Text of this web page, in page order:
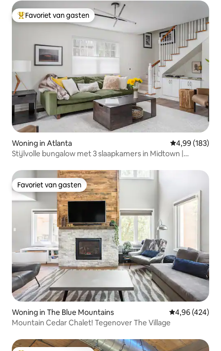
Topfavoriet van gasten
Favoriet van gasten
Woning in Atlanta Gemiddelde
4,99 (183)
Stijlvolle bungalow met 3 slaapkamers in Midtown |
Favoriet van gasten
Favoriet van gasten
Woning in The Blue Mountains Gemiddelde
4,96 (424)
Mountain Cedar Chalet! Tegenover The Village